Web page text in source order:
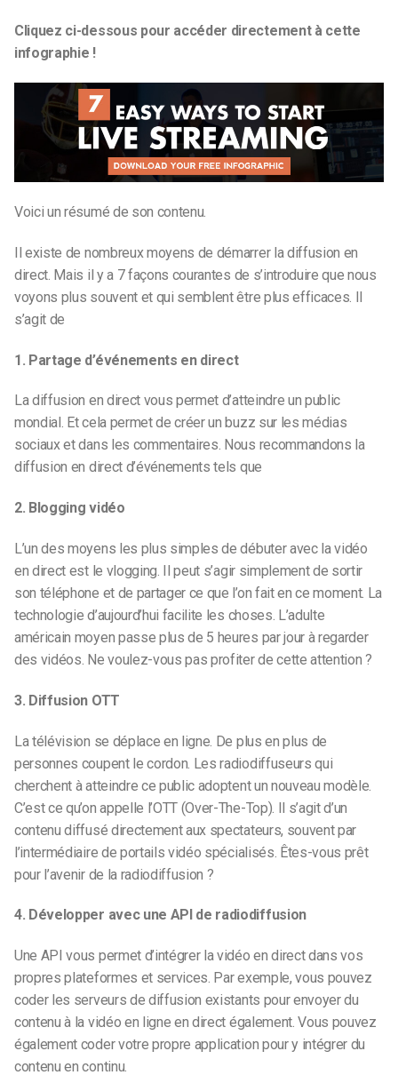
Cliquez ci-dessous pour accéder directement à cette
infographie !
Voici un résumé de son contenu.
Il existe de nombreux moyens de démarrer la diffusion en
direct. Mais il y a 7 façons courantes de s’introduire que nous
voyons plus souvent et qui semblent être plus efficaces. Il
s’agit de
1. Partage d’événements en direct
La diffusion en direct vous permet d’atteindre un public
mondial. Et cela permet de créer un buzz sur les médias
sociaux et dans les commentaires. Nous recommandons la
diffusion en direct d’événements tels que
2. Blogging vidéo
L’un des moyens les plus simples de débuter avec la vidéo
en direct est le vlogging. Il peut s’agir simplement de sortir
son téléphone et de partager ce que l’on fait en ce moment. La
technologie d’aujourd’hui facilite les choses. L’adulte
américain moyen passe plus de 5 heures par jour à regarder
des vidéos. Ne voulez-vous pas profiter de cette attention ?
3. Diffusion OTT
La télévision se déplace en ligne. De plus en plus de
personnes coupent le cordon. Les radiodiffuseurs qui
cherchent à atteindre ce public adoptent un nouveau modèle.
C’est ce qu’on appelle l’OTT (Over-The-Top). Il s’agit d’un
contenu diffusé directement aux spectateurs, souvent par
l’intermédiaire de portails vidéo spécialisés. Êtes-vous prêt
pour l’avenir de la radiodiffusion ?
4. Développer avec une API de radiodiffusion
Une API vous permet d’intégrer la vidéo en direct dans vos
propres plateformes et services. Par exemple, vous pouvez
coder les serveurs de diffusion existants pour envoyer du
contenu à la vidéo en ligne en direct également. Vous pouvez
également coder votre propre application pour y intégrer du
contenu en continu.